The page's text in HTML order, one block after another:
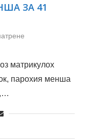
ЗА 41
матрикулох
парохия менша